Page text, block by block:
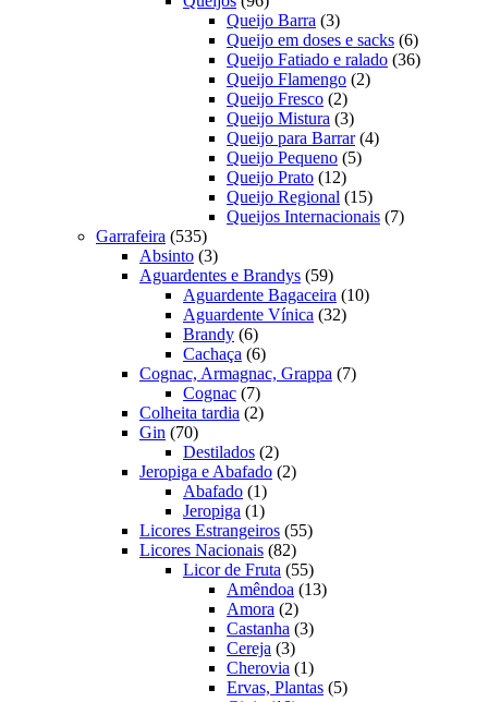
produtos
Queijo Barra 33
produtos
Queijo em doses e sacks 66
produtos
Queijo Fatiado e ralado 3636
Queijo Flamengo 22
Queijo Fresco 22
produtos
Queijo Mistura 33
produtos
Queijo para Barrar 44
Queijo Pequeno 55
Queijo Prato 1212
produtos
Queijo Regional 1515
produtos
Queijos Internacionais 77
Garrafeira 535535
produtos
Absinto 33
produtos
Aguardentes e Brandys 5959
produtos
Aguardente Bagaceira 1010
Aguardente Vínica 3232
Brandy 66
produtos
Cachaça 66
produtos
Cognac, Armagnac, Grappa 77
Cognac 77
produtos
Colheita tardia 22
Gin 7070
produtos
Destilados 22
produtos
Jeropiga e Abafado 22
Abafado 11
produto
Jeropiga 11
produto
Licores Estrangeiros 5555
Licores Nacionais 8282
produtos
Licor de Fruta 5555
produtos
Amêndoa 1313
Amora 22
produtos
Castanha 33
Cereja 33
produtos
Cherovia 11
produto
Ervas, Plantas 55